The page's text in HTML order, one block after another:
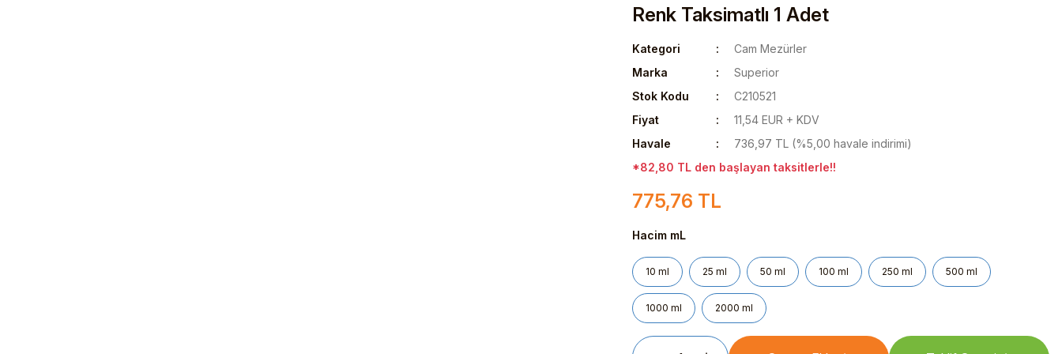
Renk Taksimatlı 1 Adet
Kategori
Cam Mezürler
Marka
Superior
Stok Kodu
C210521
Fiyat
11,54 EUR + KDV
Havale
736,97 TL (%5,00 havale indirimi)
*82,80 TL den başlayan taksitlerle!!
775,76 TL
Hacim mL
10 ml 25 ml 50 ml 100 ml 250 ml 500 ml
1000 ml 2000 ml